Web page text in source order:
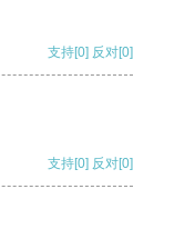
支持[0] 反对[0]
支持[0] 反对[0]